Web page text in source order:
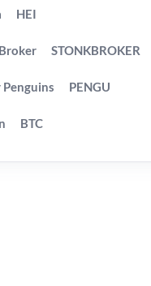
HEI
STONKBROKER
Penguins PENGU
BTC